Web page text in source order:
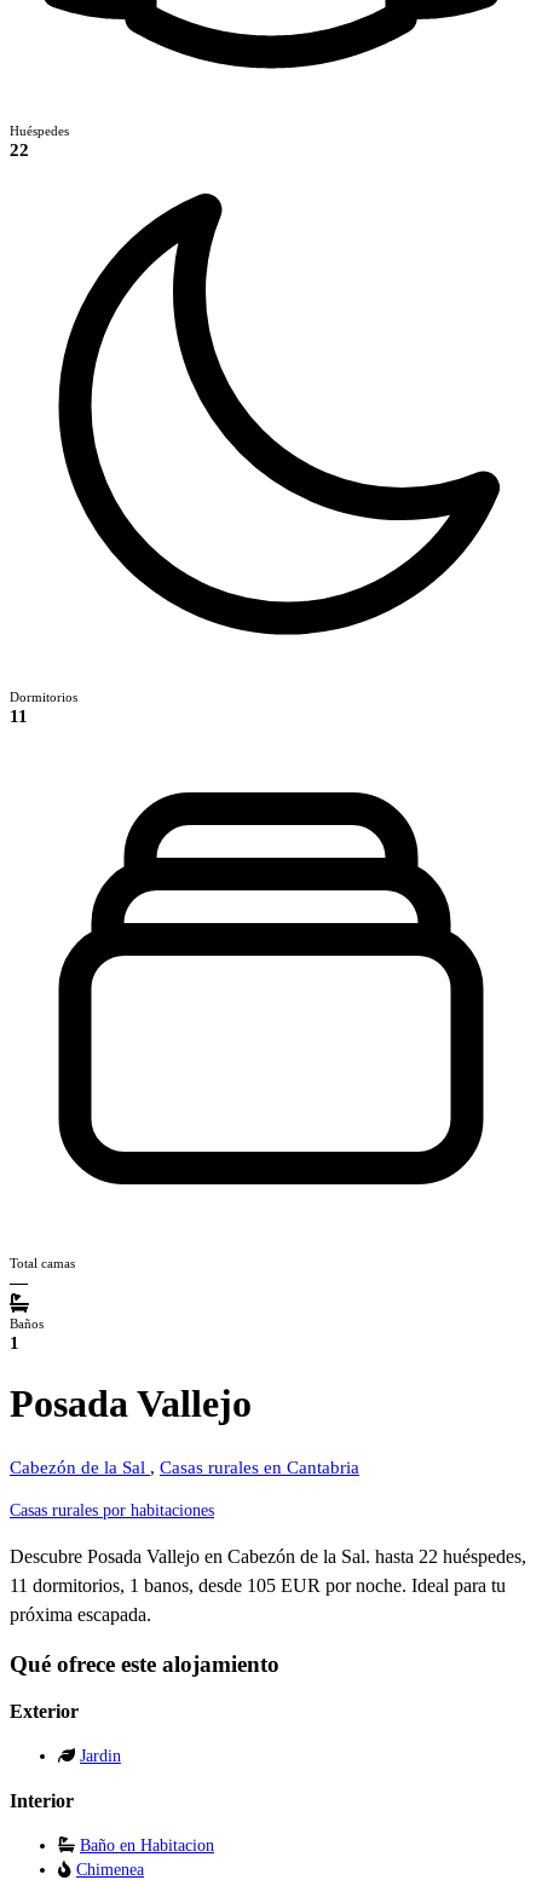
Huéspedes
22
Dormitorios
11
Total camas
—
Baños
1
Posada Vallejo
Cabezón de la Sal , Casas rurales en Cantabria
Casas rurales por habitaciones
Descubre Posada Vallejo en Cabezón de la Sal. hasta 22 huéspedes,
11 dormitorios, 1 banos, desde 105 EUR por noche. Ideal para tu
próxima escapada.
Qué ofrece este alojamiento
Exterior
Jardin
Interior
Baño en Habitacion
Chimenea